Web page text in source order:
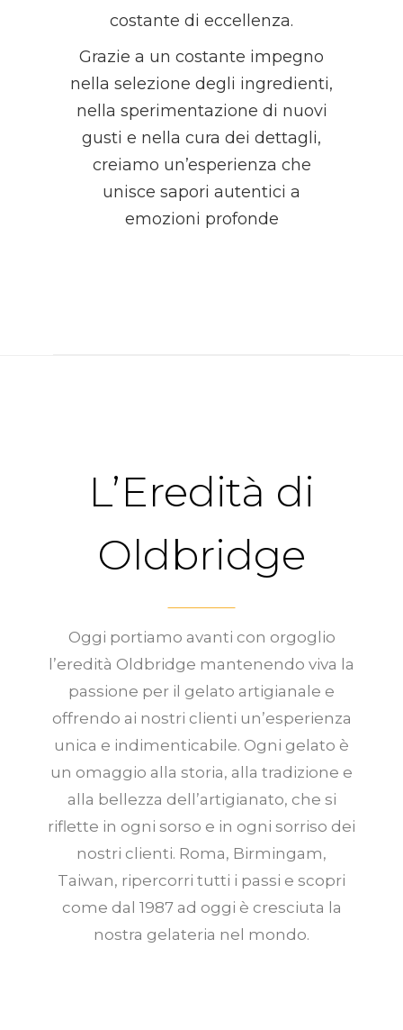
costante di eccellenza.
Grazie a un costante impegno
nella selezione degli ingredienti,
nella sperimentazione di nuovi
gusti e nella cura dei dettagli,
creiamo un’esperienza che
unisce sapori autentici a
emozioni profonde
L’Eredità di
Oldbridge
Oggi portiamo avanti con orgoglio
l’eredità Oldbridge mantenendo viva la
passione per il gelato artigianale e
offrendo ai nostri clienti un’esperienza
unica e indimenticabile. Ogni gelato è
un omaggio alla storia, alla tradizione e
alla bellezza dell’artigianato, che si
riflette in ogni sorso e in ogni sorriso dei
nostri clienti. Roma, Birmingam,
Taiwan, ripercorri tutti i passi e scopri
come dal 1987 ad oggi è cresciuta la
nostra gelateria nel mondo.